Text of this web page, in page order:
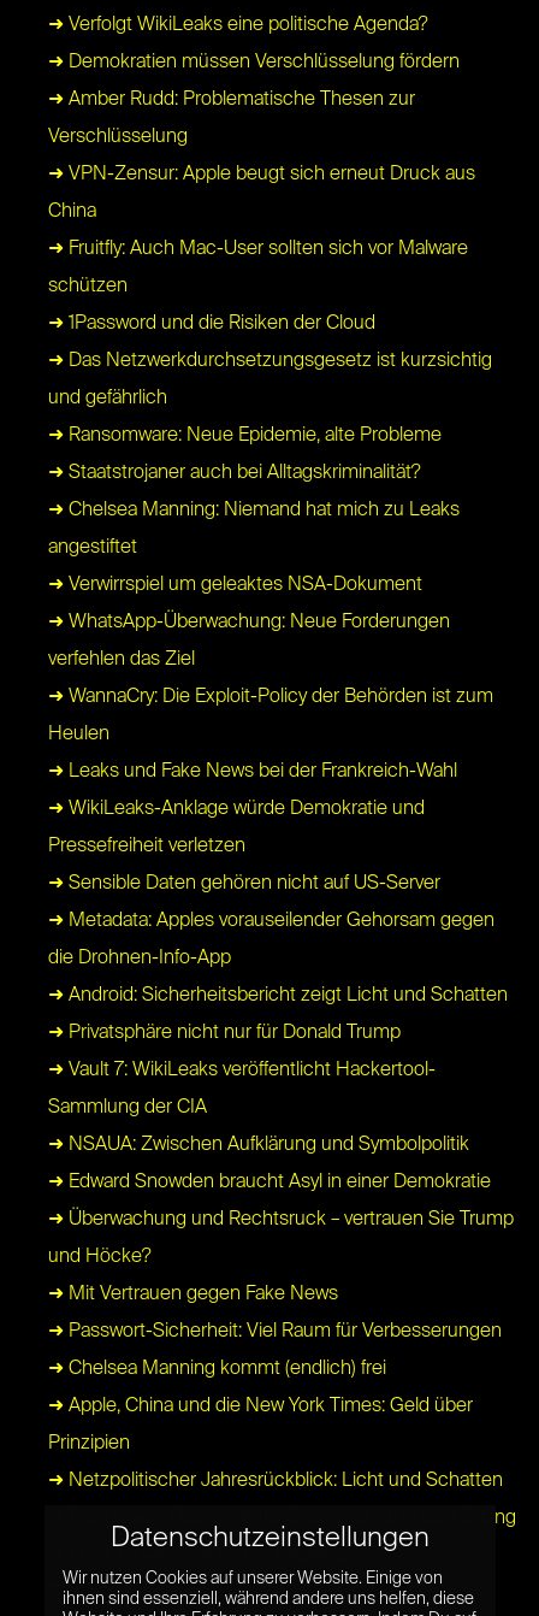
➜ Verfolgt WikiLeaks eine politische Agenda?
➜ Demokratien müssen Verschlüsselung fördern
➜ Amber Rudd: Problematische Thesen zur
Verschlüsselung
➜ VPN-Zensur: Apple beugt sich erneut Druck aus
China
➜ Fruitfly: Auch Mac-User sollten sich vor Malware
schützen
➜ 1Password und die Risiken der Cloud
➜ Das Netzwerkdurchsetzungsgesetz ist kurzsichtig
und gefährlich
➜ Ransomware: Neue Epidemie, alte Probleme
➜ Staatstrojaner auch bei Alltagskriminalität?
➜ Chelsea Manning: Niemand hat mich zu Leaks
angestiftet
➜ Verwirrspiel um geleaktes NSA-Dokument
➜ WhatsApp-Überwachung: Neue Forderungen
verfehlen das Ziel
➜ WannaCry: Die Exploit-Policy der Behörden ist zum
Heulen
➜ Leaks und Fake News bei der Frankreich-Wahl
➜ WikiLeaks-Anklage würde Demokratie und
Pressefreiheit verletzen
➜ Sensible Daten gehören nicht auf US-Server
➜ Metadata: Apples vorauseilender Gehorsam gegen
die Drohnen-Info-App
➜ Android: Sicherheitsbericht zeigt Licht und Schatten
➜ Privatsphäre nicht nur für Donald Trump
➜ Vault 7: WikiLeaks veröffentlicht Hackertool-
Sammlung der CIA
➜ NSAUA: Zwischen Aufklärung und Symbolpolitik
➜ Edward Snowden braucht Asyl in einer Demokratie
➜ Überwachung und Rechtsruck – vertrauen Sie Trump
und Höcke?
➜ Mit Vertrauen gegen Fake News
➜ Passwort-Sicherheit: Viel Raum für Verbesserungen
➜ Chelsea Manning kommt (endlich) frei
➜ Apple, China und die New York Times: Geld über
Prinzipien
➜ Netzpolitischer Jahresrückblick: Licht und Schatten
➜ Fake News: Das geplante Gesetz ist nicht die Lösung
Sicherheitskonzept
Datenschutzeinstellungen
Wir nutzen Cookies auf unserer Website. Einige von
ihnen sind essenziell, während andere uns helfen, diese